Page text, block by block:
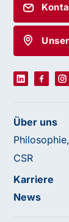
Über uns
CSR
Karriere
News